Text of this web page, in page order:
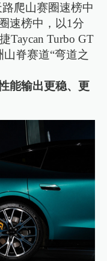
路爬山赛圈速榜中
速榜中，以1分
Taycan Turbo GT
脊赛道“弯道之
能输出更稳、更